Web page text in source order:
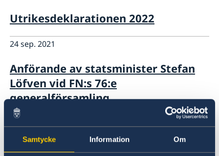
Samtycke Information Om
Utrikesdeklarationen 2022
24 sep. 2021
Anförande av statsminister Stefan
Löfven vid FN:s 76:e
generalförsamling
Sveriges frivilliga rapport om